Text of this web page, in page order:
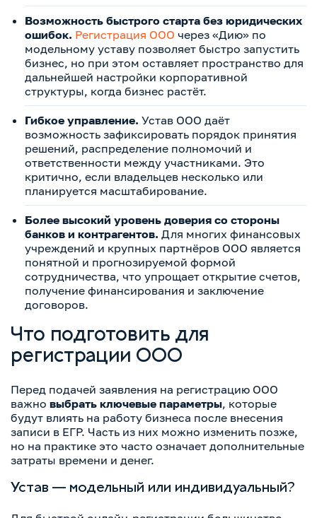
Возможность быстрого старта без юридических
ошибок. Регистрация ООО через «Дию» по
модельному уставу позволяет быстро запустить
бизнес, но при этом оставляет пространство для
дальнейшей настройки корпоративной
структуры, когда бизнес растёт.
Гибкое управление. Устав ООО даёт
возможность зафиксировать порядок принятия
решений, распределение полномочий и
ответственности между участниками. Это
критично, если владельцев несколько или
планируется масштабирование.
Более высокий уровень доверия со стороны
банков и контрагентов. Для многих финансовых
учреждений и крупных партнёров ООО является
понятной и прогнозируемой формой
сотрудничества, что упрощает открытие счетов,
получение финансирования и заключение
договоров.
Что подготовить для
регистрации ООО
Перед подачей заявления на регистрацию ООО
важно выбрать ключевые параметры, которые
будут влиять на работу бизнеса после внесения
записи в ЕГР. Часть из них можно изменить позже,
но на практике это часто означает дополнительные
затраты времени и денег.
Устав — модельный или индивидуальный?